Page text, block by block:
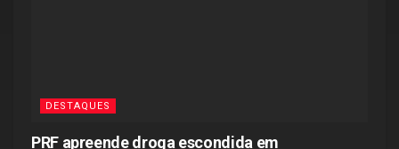
DESTAQUES
PRF apreende droga escondida em